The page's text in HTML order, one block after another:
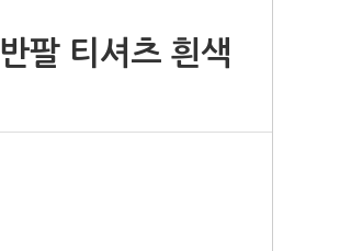
팔 티셔츠 흰색